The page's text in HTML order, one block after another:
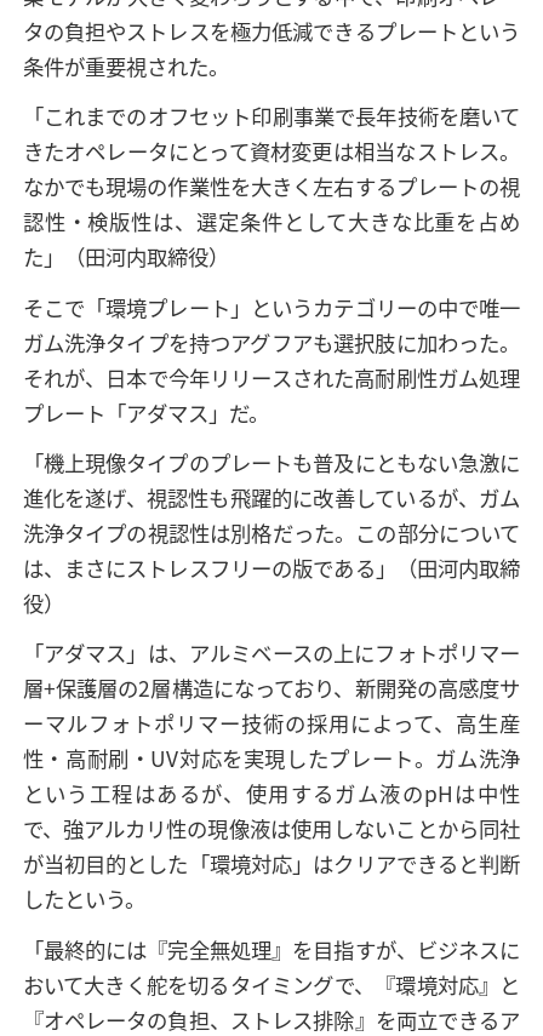
タの負担やストレスを極力低減できるプレートという
条件が重要視された。
「これまでのオフセット印刷事業で長年技術を磨いて
きたオペレータにとって資材変更は相当なストレス。
なかでも現場の作業性を大きく左右するプレートの視
認性・検版性は、選定条件として大きな比重を占め
た」（田河内取締役）
そこで「環境プレート」というカテゴリーの中で唯一
ガム洗浄タイプを持つアグフアも選択肢に加わった。
それが、日本で今年リリースされた高耐刷性ガム処理
プレート「アダマス」だ。
「機上現像タイプのプレートも普及にともない急激に
進化を遂げ、視認性も飛躍的に改善しているが、ガム
洗浄タイプの視認性は別格だった。この部分について
は、まさにストレスフリーの版である」（田河内取締
役）
「アダマス」は、アルミベースの上にフォトポリマー
層+保護層の2層構造になっており、新開発の高感度サ
ーマルフォトポリマー技術の採用によって、高生産
性・高耐刷・UV対応を実現したプレート。ガム洗浄
という工程はあるが、使用するガム液のpHは中性
で、強アルカリ性の現像液は使用しないことから同社
が当初目的とした「環境対応」はクリアできると判断
したという。
「最終的には『完全無処理』を目指すが、ビジネスに
おいて大きく舵を切るタイミングで、『環境対応』と
『オペレータの負担、ストレス排除』を両立できるア